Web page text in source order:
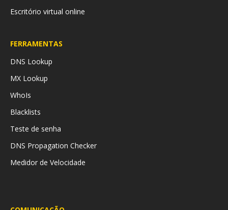
Escritório virtual online
FERRAMENTAS
DNS Lookup
MX Lookup
WhoIs
Blacklists
Teste de senha
DNS Propagation Checker
Medidor de Velocidade